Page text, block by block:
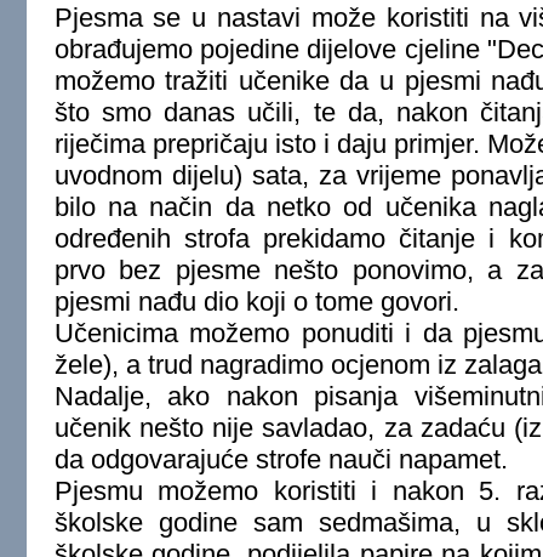
Pjesma se u nastavi može koristiti na
obrađujemo pojedine dijelove cjeline
možemo tražiti učenike da u pjesmi
što smo danas učili, te da, nakon
riječima prepričaju isto i daju primjer.
uvodnom dijelu) sata, za vrijeme
bilo na način da netko od učenika
određenih strofa prekidamo čitanje i
prvo bez pjesme nešto ponovimo, a
pjesmi nađu dio koji o tome govori.
Učenicima možemo ponuditi i da
žele), a trud nagradimo ocjenom iz
Nadalje, ako nakon pisanja
učenik nešto nije savladao, za zadaću
da odgovarajuće strofe nauči napamet.
Pjesmu možemo koristiti i nakon 5.
školske godine sam sedmašima, u